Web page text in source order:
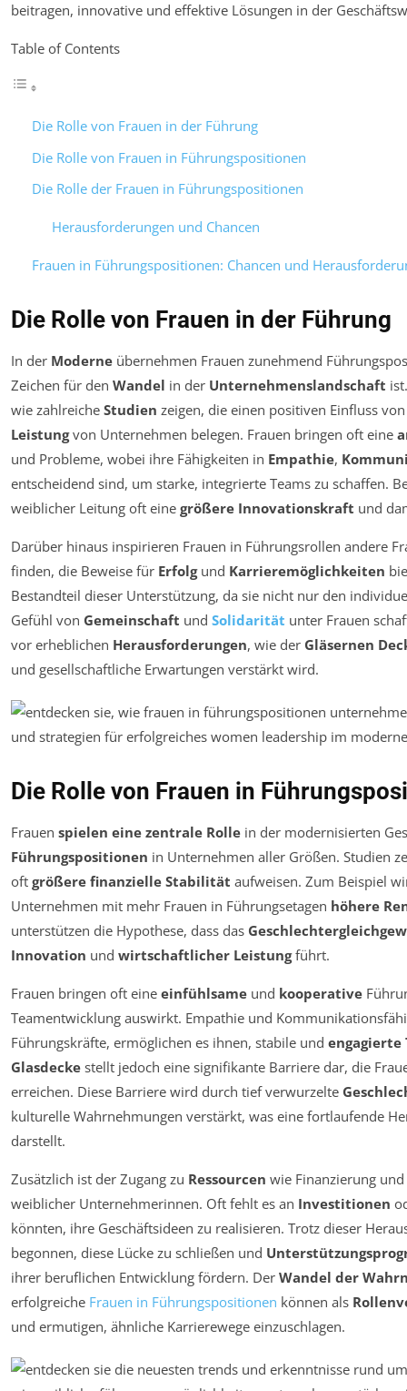
beitragen, innovative und effektive Lösungen in der
Table of Contents
Die Rolle von Frauen in der Führung
Die Rolle von Frauen in Führungspositionen
Die Rolle der Frauen in Führungspositionen
Herausforderungen und Chancen
Frauen in Führungspositionen: Chancen und
Die Rolle von Frauen in der Führung
In der Moderne übernehmen Frauen zunehmend
Zeichen für den Wandel in der Unternehmenslandschaft
wie zahlreiche Studien zeigen, die einen positiven Einfluss
Leistungvon Unternehmen belegen. Frauen bringen oft eine
und Probleme, wobei ihre Fähigkeiten in Empathie,
entscheidend sind, um starke, integrierte Teams zu schaffen.
weiblicher Leitung oft eine größere Innovationskraft und
Darüber hinaus inspirieren Frauen in Führungsrollen andere
finden, die Beweise für Erfolgund Karrieremöglichkeiten
Bestandteil dieser Unterstützung, da sie nicht nur den
Gefühl von Gemeinschaft und Solidarität unter Frauen
vor erheblichen Herausforderungen, wie der Gläsernen
und gesellschaftliche Erwartungen verstärkt wird.
Die Rolle von Frauen in
Frauen spielen eine zentrale Rolle in der modernisierten
Führungspositionen in Unternehmen aller Größen. Studien
oft größere finanzielle Stabilität aufweisen. Zum Beispiel
Unternehmen mit mehr Frauen in Führungsetagen höhere
unterstützen die Hypothese, dass das
Innovation und wirtschaftlicher Leistungführt.
Frauen bringen oft eine einfühlsame und kooperative
Teamentwicklung auswirkt. Empathie und
Führungskräfte, ermöglichen es ihnen, stabile und engagierte
Glasdecke stellt jedoch eine signifikante Barriere dar, die
erreichen. Diese Barriere wird durch tief verwurzelte
kulturelle Wahrnehmungen verstärkt, was eine fortlaufende
darstellt.
Zusätzlich ist der Zugang zu Ressourcen wie Finanzierung
weiblicher Unternehmerinnen. Oft fehlt es an Investitionen
könnten, ihre Geschäftsideen zu realisieren. Trotz dieser
begonnen, diese Lücke zu schließen und
ihrer beruflichen Entwicklung fördern. Der Wandel der
erfolgreiche Frauen in Führungspositionen können als
und ermutigen, ähnliche Karrierewege einzuschlagen.